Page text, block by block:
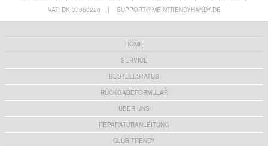
VAT: DK 37860220
| SUPPORT@MEINTRENDYHANDY.DE
HOME
SERVICE
BESTELLSTATUS
RÜCKGABEFORMULAR
ÜBER UNS
REPARATURANLEITUNG
CLUB TRENDY